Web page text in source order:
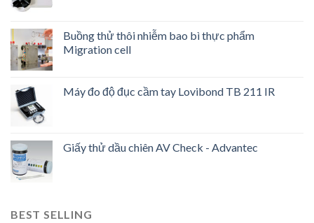
Buồng thử thôi nhiễm bao bì thực phẩm
Migration cell
Máy đo độ đục cầm tay Lovibond TB 211 IR
Giấy thử dầu chiên AV Check - Advantec
BEST SELLING